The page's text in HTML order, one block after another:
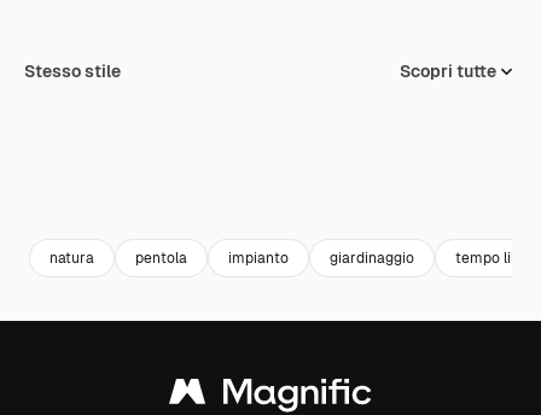
Stesso stile Scopri tutte
natura pentola impianto giardinaggio tempo libero